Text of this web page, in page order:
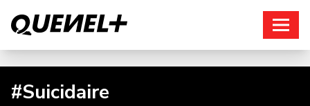
#Suicidaire